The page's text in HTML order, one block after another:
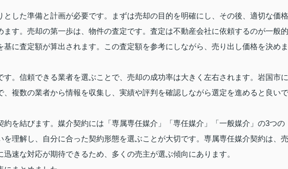
した準備と計画が必要です。まずは売却の目的を明確にし、その後、適切な価格
ます。売却の第一歩は、物件の査定です。査定は不動産会社に依頼するのが一般的
基に査定額が算出されます。この査定額を参考にしながら、売り出し価格を決めま
す。信頼できる業者を選ぶことで、売却の成功率は大きく左右されます。岩国市に
、複数の業者から情報を収集し、実績や評判を確認しながら選定を進めると良いで
を結びます。媒介契約には「専属専任媒介」「専任媒介」「一般媒介」の3つの
を理解し、自分に合った契約形態を選ぶことが大切です。専属専任媒介契約は、売
速な対応が期待できるため、多くの売主が選ぶ傾向にあります。